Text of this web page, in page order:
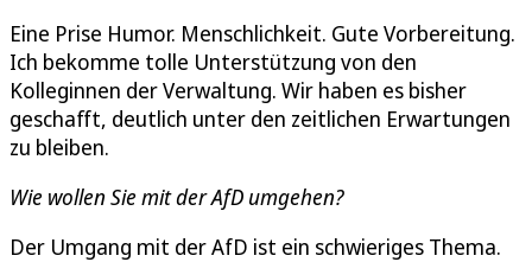
Eine Prise Humor. Menschlichkeit. Gute Vorbereitung.
Ich bekomme tolle Unterstützung von den
Kolleginnen der Verwaltung. Wir haben es bisher
geschafft, deutlich unter den zeitlichen Erwartungen
zu bleiben.
Wie wollen Sie mit der AfD umgehen?
Der Umgang mit der AfD ist ein schwieriges Thema.